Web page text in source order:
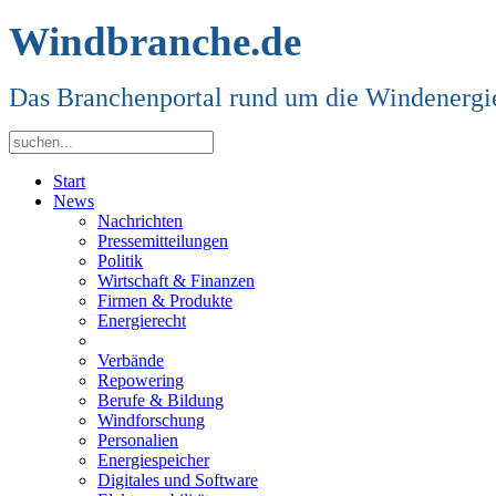
Windbranche.de
Das Branchenportal rund um die
Start
News
Nachrichten
Pressemitteilungen
Politik
Wirtschaft & Finanzen
Firmen & Produkte
Energierecht
Verbände
Repowering
Berufe & Bildung
Windforschung
Personalien
Energiespeicher
Digitales und Software